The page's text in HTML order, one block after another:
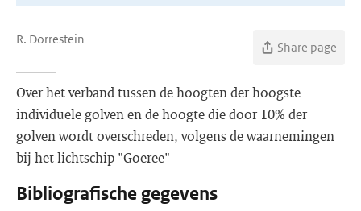
R. Dorrestein
Share page
Over het verband tussen de hoogten der hoogste
individuele golven en de hoogte die door 10% der
golven wordt overschreden, volgens de waarnemingen
bij het lichtschip "Goeree"
Bibliografische gegevens